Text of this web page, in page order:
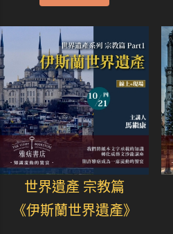
世界遺產 宗教篇
《伊斯蘭世界遺產》